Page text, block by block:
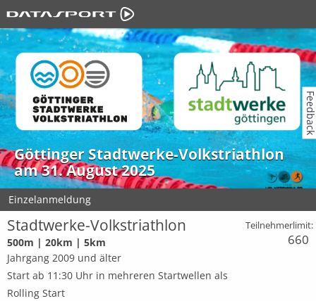
Göttinger Stadtwerke-Volkstriathlon
am 31. August 2025
Einzelanmeldung
Stadtwerke-Volkstriathlon
500m | 20km | 5km
Jahrgang 2009 und älter
Start ab 11:30 Uhr in mehreren Startwellen als
Rolling Start
Teilnehmerlimit:
660